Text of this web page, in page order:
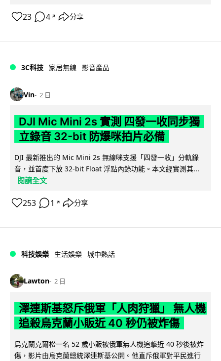
23 4 ↗ 分享
3C科技 家居無線 影音產品
Vin 2 日
DJI Mic Mini 2s 實測 四發一收同步獨
立錄音 32-bit 防爆咪拍片必備
DJI 最新推出的 Mic Mini 2s 無線咪支援「四發一收」分軌錄
音，並首度下放 32-bit Float 浮點內錄功能。本文經實測其...
閱讀全文
253 1 ↗ 分享
科技娛樂 生活娛樂 城中熱話
Lawton 2 日
澤連斯基怒斥俄軍「人肉狩獵」 無人機
追殺烏克蘭小販近 40 秒仍被炸傷
烏克蘭克爾松一名 52 歲小販被俄軍無人機追擊近 40 秒後被炸
傷，影片由烏克蘭總統澤連斯基公開。他直斥俄軍對平民進行